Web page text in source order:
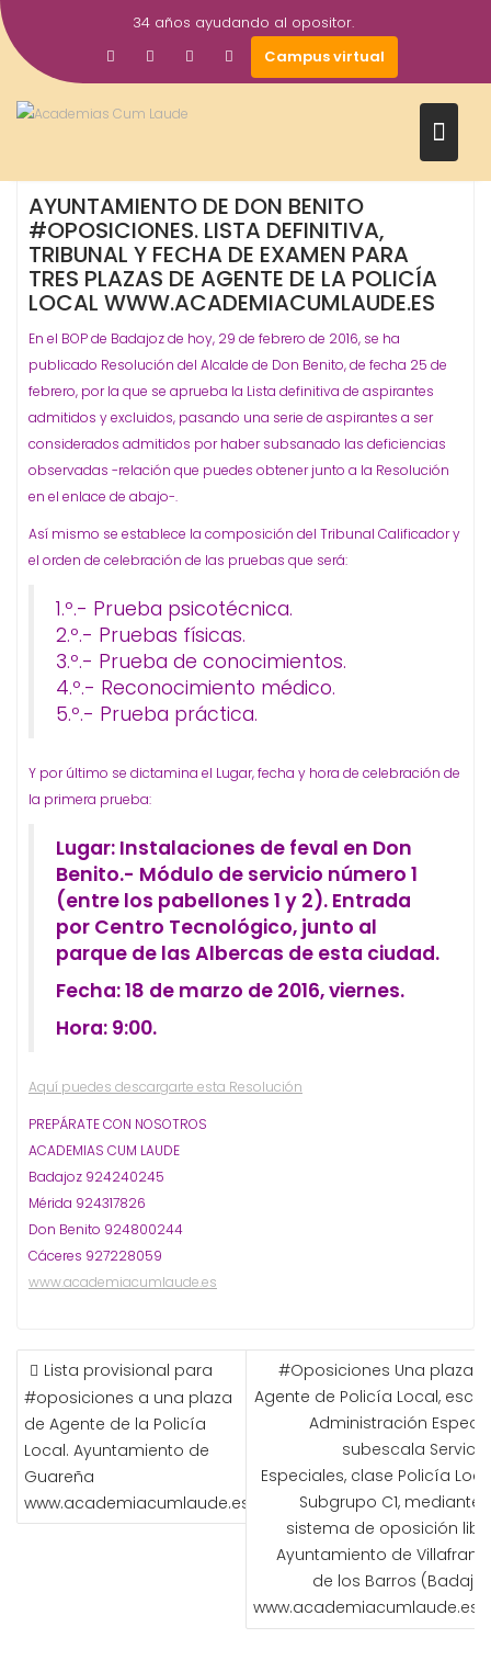
Saltar
al
contenido
34 años ayudando al opositor.
Campus virtual
Feb
2016
academiacumlaudeoposiciones Prensa
AYUNTAMIENTO DE DON BENITO
#OPOSICIONES. LISTA DEFINITIVA,
TRIBUNAL Y FECHA DE EXAMEN PARA
TRES PLAZAS DE AGENTE DE LA POLICÍA
LOCAL WWW.ACADEMIACUMLAUDE.ES
En el BOP de Badajoz de hoy, 29 de febrero de 2016, se ha
publicado Resolución del Alcalde de Don Benito, de fecha 25 de
febrero, por la que se aprueba la Lista definitiva de aspirantes
admitidos y excluidos, pasando una serie de aspirantes a ser
considerados admitidos por haber subsanado las deficiencias
observadas -relación que puedes obtener junto a la Resolución
en el enlace de abajo-.
Así mismo se establece la composición del Tribunal Calificador y
el orden de celebración de las pruebas que será:
1.º.- Prueba psicotécnica.
2.º.- Pruebas físicas.
3.º.- Prueba de conocimientos.
4.º.- Reconocimiento médico.
5.º.- Prueba práctica.
Y por último se dictamina el Lugar, fecha y hora de celebración de
la primera prueba:
Lugar: Instalaciones de feval en Don
Benito.- Módulo de servicio número 1
(entre los pabellones 1 y 2). Entrada
por Centro Tecnológico, junto al
parque de las Albercas de esta ciudad.
Fecha: 18 de marzo de 2016, viernes.
Hora: 9:00.
Aquí puedes descargarte esta Resolución
PREPÁRATE CON NOSOTROS
ACADEMIAS CUM LAUDE
Badajoz 924240245
Mérida 924317826
Don Benito 924800244
Cáceres 927228059
www.academiacumlaude.es
NAVEGACIÓN
DE
ENTRADAS
Lista provisional para
#oposiciones a una plaza
de Agente de la Policía
Local. Ayuntamiento de
Guareña
www.academiacumlaude.es
#Oposiciones Una plaza
Agente de Policía Local,
Administración
subescala
Especiales, clase Policía
Subgrupo C1, mediante
sistema de oposición
Ayuntamiento de
de los Barros
www.academiacumlaude.es